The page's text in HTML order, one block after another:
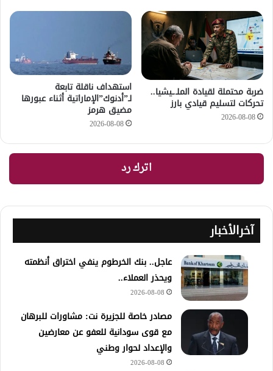
ضربة محتملة لقيادة الملـ.ـيشيا..
تحركات لتسليم قيادي بارز
2026-08-08
استهداف ناقلة تابعة
لـ”أدنوك”الإماراتية أثناء عبورها
مضيق هرمز
2026-08-08
اترك رد
آخرالأخبار
عاجل.. بنك الخرطوم ينفي اختراق أنظمته
ويحذر العملاء..
2026-08-08
مصادر خاصة للجزيرة نت: مشاورات للبرهان
مع قوى سودانية للعفو عن معارضين
والإعداد لحوار وطني
2026-08-08